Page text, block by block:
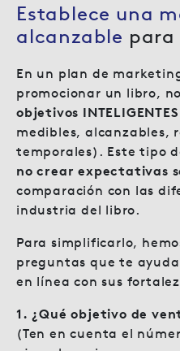
Establece una
alcanzable para
En un plan de
promocionar un libro,
objetivos INTELIGENTES
medibles, alcanzables,
temporales). Este tipo
no crear expectativas
comparación con las
industria del libro.
Para simplificarlo,
preguntas que te
en línea con sus
1. ¿Qué objetivo de
(Ten en cuenta el